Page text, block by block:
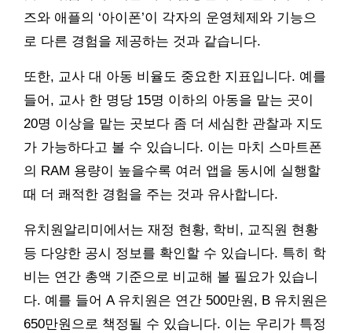
즈와 애플의 ‘아이폰’이 각자의 운영체제와 기능으
로 다른 경험을 제공하는 것과 같습니다.
또한, 교사 대 아동 비율도 중요한 지표입니다. 예를
들어, 교사 한 명당 15명 이하의 아동을 맡는 곳이
20명 이상을 맡는 곳보다 좀 더 세심한 관찰과 지도
가 가능하다고 볼 수 있습니다. 이는 마치 스마트폰
의 RAM 용량이 높을수록 여러 앱을 동시에 실행할
때 더 쾌적한 경험을 주는 것과 유사합니다.
유치원알리미에서는 재정 현황, 학비, 교직원 현황
등 다양한 공시 정보를 확인할 수 있습니다. 특히 학
비는 연간 총액 기준으로 비교해 볼 필요가 있습니
다. 예를 들어 A 유치원은 연간 500만원, B 유치원은
650만원으로 책정될 수 있습니다. 이는 우리가 특정